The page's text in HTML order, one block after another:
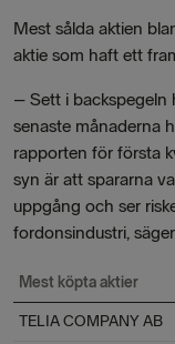
Mest sålda aktien
aktie som haft ett
– Sett i backspegeln
senaste månaderna
rapporten för första
syn är att spararna
uppgång och ser
fordonsindustri,
Mest köpta aktier
TELIA COMPANY AB